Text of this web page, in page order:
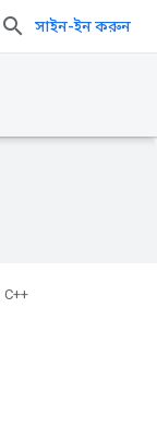
সাইন-ইন করুন
C++